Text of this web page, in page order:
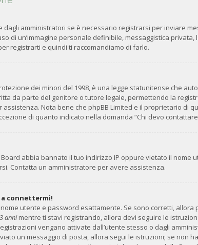
amministratori se è necessario registrarsi per inviare
di un’immagine personale definibile, messaggistica
registrarti e quindi ti raccomandiamo di farlo.
dei minori del 1998, è una legge statunitense che
da parte del genitore o tutore legale, permettendo la
Nota bene che phpBB Limited e il proprietario
di quanto indicato nella domanda “Chi devo
Board abbia bannato il tuo indirizzo IP oppure vietato il
Contatta un amministratore per avere assistenza.
connettermi!
utente e password esattamente. Se sono corretti,
annimentre ti stavi registrando, allora devi seguire le
vengano attivate dall’utente stesso o dagli
un messaggio di posta, allora segui le istruzioni; se non